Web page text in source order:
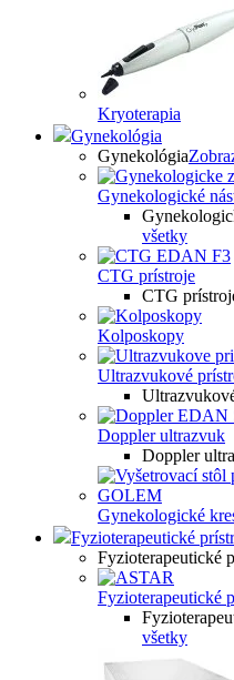
Kryoterapia
Gynekológia
Gynekológia
Gynekologické
všetky
CTG prístroje
CTG
Kolposkopy
Ultrazvukové
Doppler ultrazvuk
Doppler
Gynekologické
Fyzioterapeutické
Fyzioterapeutické
Fyzioterapeutické
všetky